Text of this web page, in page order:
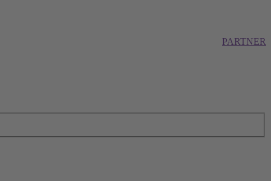
PARTNER